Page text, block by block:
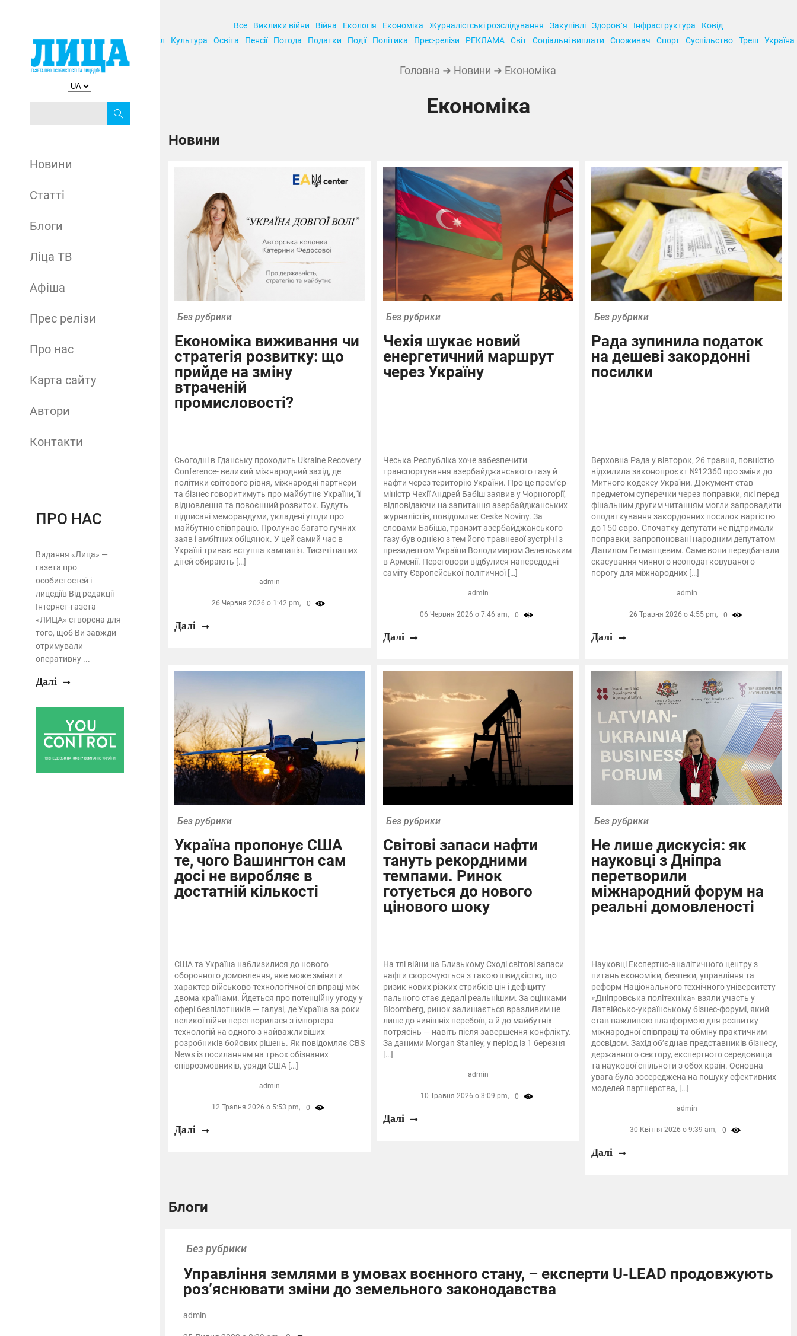
Новини
Статті
Блоги
Ліца ТВ
Афіша
Прес релізи
Про нас
Карта сайту
Автори
Контакти
ПРО НАС
Видання «Лица» —
газета про
особистостей і
лицедіїв Від редакції
Інтернет-газета
«ЛИЦА» створена для
того, щоб Ви завжди
отримували
оперативну ...
Далі
Все Виклики війни Війна Екологія Економіка Журналістські розслідування Закупівлі Здоров`я Інфраструктура
Ковід
Корупція
Кримінал Культура Освіта Пенсії Погода Податки Події Політика Прес-релізи РЕКЛАМА Світ Соціальні виплати Споживач Спорт Суспільство Треш Україна
Головна ➜ Новини ➜ Економіка
Економіка
Новини
Без рубрики
Економіка виживання чи
стратегія розвитку: що
прийде на зміну
втраченій
промисловості?
Сьогодні в Гданську проходить Ukraine Recovery
Conference- великий міжнародний захід, де
політики світового рівня, міжнародні партнери
та бізнес говоритимуть про майбутнє України, її
відновлення та повоєнний розвиток. Будуть
підписані меморандуми, укладені угоди про
майбутню співпрацю. Пролунає багато гучних
заяв і амбітних обіцянок. У цей самий час в
Україні триває вступна кампанія. Тисячі наших
дітей обирають […]
admin
26 Червня 2026 о 1:42 pm, 0
Далі
Без рубрики
Чехія шукає новий
енергетичний маршрут
через Україну
Чеська Республіка хоче забезпечити
транспортування азербайджанського газу й
нафти через територію України. Про це прем’єр-
міністр Чехії Андрей Бабіш заявив у Чорногорії,
відповідаючи на запитання азербайджанських
журналістів, повідомляє Ceske Noviny. За
словами Бабіша, транзит азербайджанського
газу був однією з тем його травневої зустрічі з
президентом України Володимиром Зеленським
в Арменії. Переговори відбулися напередодні
саміту Європейської політичної […]
admin
06 Червня 2026 о 7:46 am, 0
Далі
Без рубрики
Рада зупинила податок
на дешеві закордонні
посилки
Верховна Рада у вівторок, 26 травня, повністю
відхилила законопроєкт №12360 про зміни до
Митного кодексу України. Документ став
предметом суперечки через поправки, які перед
фінальним другим читанням могли запровадити
оподаткування закордонних посилок вартістю
до 150 євро. Спочатку депутати не підтримали
поправки, запропоновані народним депутатом
Данилом Гетманцевим. Саме вони передбачали
скасування чинного неоподатковуваного
порогу для міжнародних […]
admin
26 Травня 2026 о 4:55 pm, 0
Далі
Без рубрики
Україна пропонує США
те, чого Вашингтон сам
досі не виробляє в
достатній кількості
США та Україна наблизилися до нового
оборонного домовлення, яке може змінити
характер військово-технологічної співпраці між
двома країнами. Йдеться про потенційну угоду у
сфері безпілотників — галузі, де Україна за роки
великої війни перетворилася з імпортера
технологій на одного з найважливіших
розробників бойових рішень. Як повідомляє CBS
News із посиланням на трьох обізнаних
співрозмовників, уряди США […]
admin
12 Травня 2026 о 5:53 pm, 0
Далі
Без рубрики
Світові запаси нафти
тануть рекордними
темпами. Ринок
готується до нового
цінового шоку
На тлі війни на Близькому Сході світові запаси
нафти скорочуються з такою швидкістю, що
ризик нових різких стрибків цін і дефіциту
пального стає дедалі реальнішим. За оцінками
Bloomberg, ринок залишається вразливим не
лише до нинішніх перебоїв, а й до майбутніх
потрясінь — навіть після завершення конфлікту.
За даними Morgan Stanley, у період із 1 березня
[…]
admin
10 Травня 2026 о 3:09 pm, 0
Далі
Без рубрики
Не лише дискусія: як
науковці з Дніпра
перетворили
міжнародний форум на
реальні домовленості
Науковці Експертно-аналітичного центру з
питань економіки, безпеки, управління та
реформ Національного технічного університету
«Дніпровська політехніка» взяли участь у
Латвійсько-українському бізнес-форумі, який
став важливою платформою для розвитку
міжнародної співпраці та обміну практичним
досвідом. Захід об’єднав представників бізнесу,
державного сектору, експертного середовища
та наукової спільноти з обох країн. Основна
увага була зосереджена на пошуку ефективних
моделей партнерства, […]
admin
30 Квітня 2026 о 9:39 am, 0
Далі
Блоги
Без рубрики
Управління землями в умовах воєнного стану, – експерти U-LEAD продовжують
роз’яснювати зміни до земельного законодавства
admin